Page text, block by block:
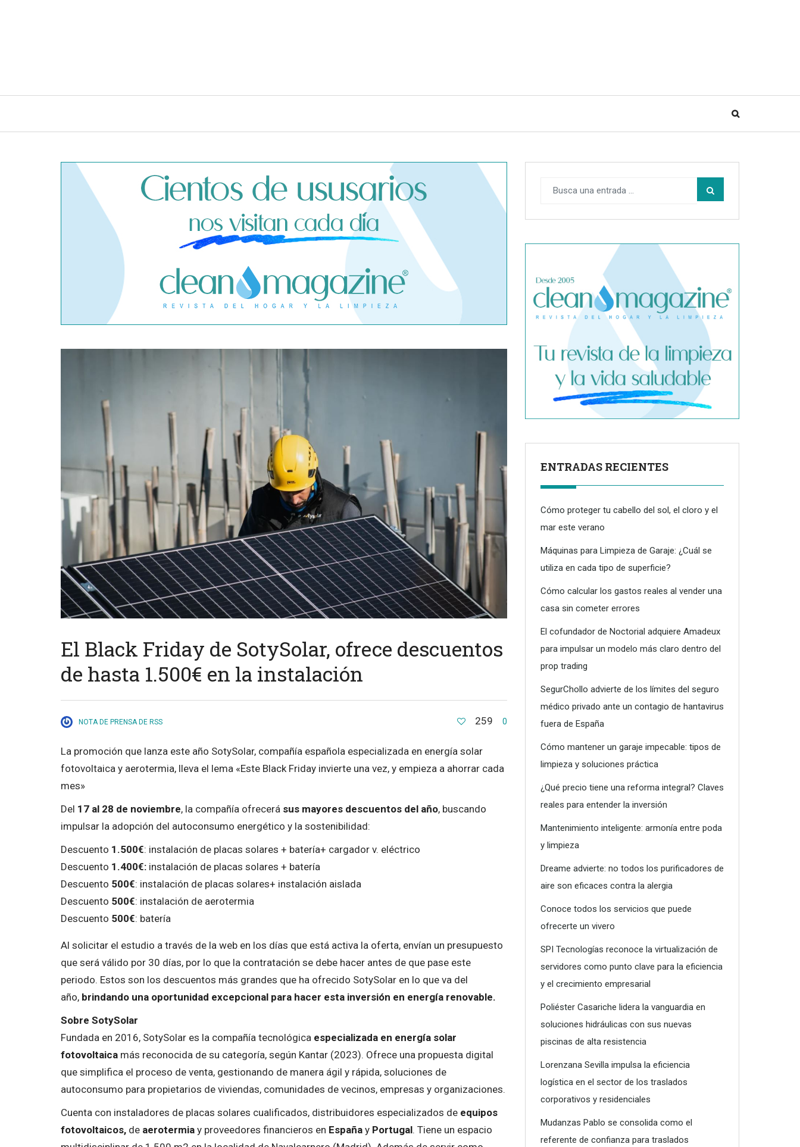
El Black Friday de SotySolar, ofrece descuentos
de hasta 1.500€ en la instalación
NOTA DE PRENSA DE RSS 259 0
La promoción que lanza este año SotySolar, compañía española especializada en energía solar
fotovoltaica y aerotermia, lleva el lema «Este Black Friday invierte una vez, y empieza a ahorrar cada
mes»
Del 17 al 28 de noviembre, la compañía ofrecerá sus mayores descuentos del año, buscando
impulsar la adopción del autoconsumo energético y la sostenibilidad:
Descuento 1.500€: instalación de placas solares + batería+ cargador v. eléctrico
Descuento 1.400€: instalación de placas solares + batería
Descuento 500€: instalación de placas solares+ instalación aislada
Descuento 500€: instalación de aerotermia
Descuento 500€: batería
Al solicitar el estudio a través de la web en los días que está activa la oferta, envían un presupuesto
que será válido por 30 días, por lo que la contratación se debe hacer antes de que pase este
periodo. Estos son los descuentos más grandes que ha ofrecido SotySolar en lo que va del
año, brindando una oportunidad excepcional para hacer esta inversión en energía renovable.
Sobre SotySolar
Fundada en 2016, SotySolar es la compañía tecnológica especializada en energía solar
fotovoltaica más reconocida de su categoría, según Kantar (2023). Ofrece una propuesta digital
que simplifica el proceso de venta, gestionando de manera ágil y rápida, soluciones de
autoconsumo para propietarios de viviendas, comunidades de vecinos, empresas y organizaciones.
Cuenta con instaladores de placas solares cualificados, distribuidores especializados de equipos
fotovoltaicos, de aerotermia y proveedores financieros en España y Portugal. Tiene un espacio
ENTRADAS RECIENTES
Cómo proteger tu cabello del sol, el cloro y el
mar este verano
Máquinas para Limpieza de Garaje: ¿Cuál se
utiliza en cada tipo de superficie?
Cómo calcular los gastos reales al vender una
casa sin cometer errores
El cofundador de Noctorial adquiere Amadeux
para impulsar un modelo más claro dentro del
prop trading
SegurChollo advierte de los límites del seguro
médico privado ante un contagio de hantavirus
fuera de España
Cómo mantener un garaje impecable: tipos de
limpieza y soluciones práctica
¿Qué precio tiene una reforma integral? Claves
reales para entender la inversión
Mantenimiento inteligente: armonía entre poda
y limpieza
Dreame advierte: no todos los purificadores de
aire son eficaces contra la alergia
Conoce todos los servicios que puede
ofrecerte un vivero
SPI Tecnologías reconoce la virtualización de
servidores como punto clave para la eficiencia
y el crecimiento empresarial
Poliéster Casariche lidera la vanguardia en
soluciones hidráulicas con sus nuevas
piscinas de alta resistencia
Lorenzana Sevilla impulsa la eficiencia
logística en el sector de los traslados
corporativos y residenciales
Mudanzas Pablo se consolida como el
referente de confianza para traslados